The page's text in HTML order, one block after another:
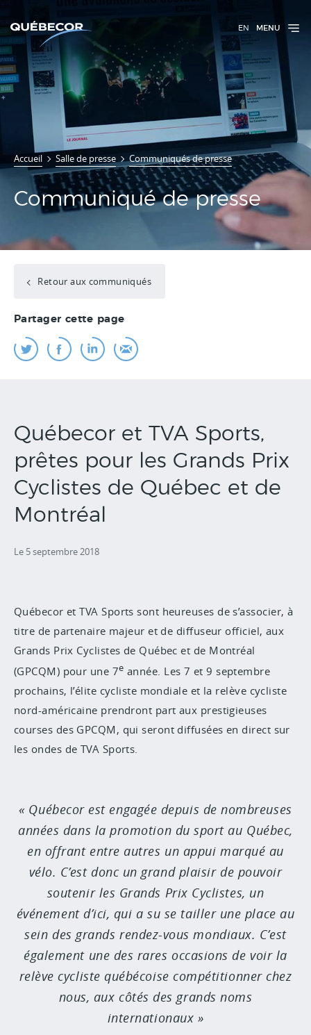
EN MENU
Accueil Salle de presse Communiqués de presse
Communiqué de presse
Retour aux communiqués
Partager cette page
Québecor et TVA Sports,
prêtes pour les Grands Prix
Cyclistes de Québec et de
Montréal
Le 5 septembre 2018
Québecor et TVA Sports sont heureuses de s’associer, à
titre de partenaire majeur et de diffuseur officiel, aux
Grands Prix Cyclistes de Québec et de Montréal
(GPCQM) pour une 7e année. Les 7 et 9 septembre
prochains, l’élite cycliste mondiale et la relève cycliste
nord-américaine prendront part aux prestigieuses
courses des GPCQM, qui seront diffusées en direct sur
les ondes de TVA Sports.
Québecor est engagée depuis de nombreuses
années dans la promotion du sport au Québec,
en offrant entre autres un appui marqué au
vélo. C’est donc un grand plaisir de pouvoir
soutenir les Grands Prix Cyclistes, un
événement d’ici, qui a su se tailler une place au
sein des grands rendez-vous mondiaux. C’est
également une des rares occasions de voir la
relève cycliste québécoise compétitionner chez
nous, aux côtés des grands noms
internationaux